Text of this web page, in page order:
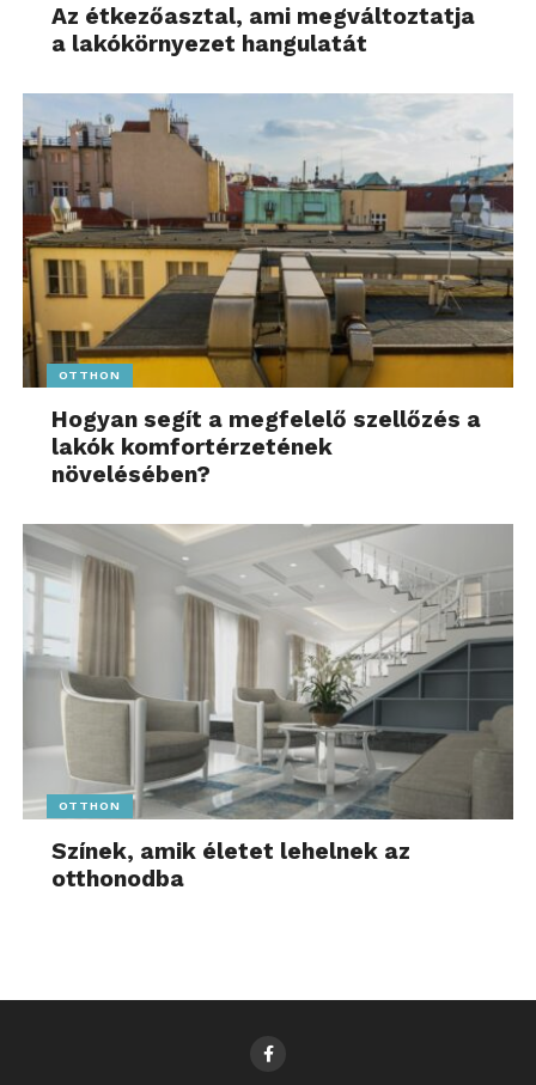
Az étkezőasztal, ami megváltoztatja
a lakókörnyezet hangulatát
OTTHON
Hogyan segít a megfelelő szellőzés a
lakók komfortérzetének
növelésében?
OTTHON
Színek, amik életet lehelnek az
otthonodba